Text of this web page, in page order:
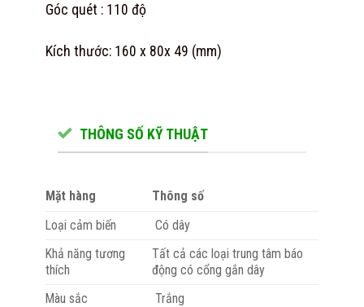
Góc quét : 110 độ
Kích thước: 160 x 80x 49 (mm)
THÔNG SỐ KỸ THUẬT
Mặt hàng
Thông số
Loại cảm biến
Có dây
Khả năng tương
thích
Tất cả các loại trung tâm báo
động có cổng gắn dây
Màu sắc
Trắng